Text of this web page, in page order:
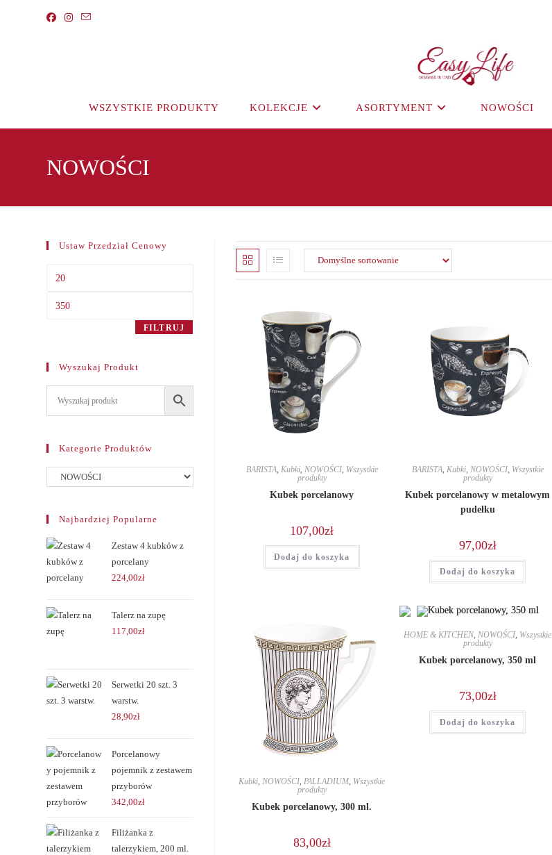
WSZYSTKIE PRODUKTY KOLEKCJE ASORTYMENT NOWOŚCI
NOWOŚCI
BARISTA, Kubki, NOWOŚCI, Wszystkie
produkty
Kubek porcelanowy
107,00zł
Dodaj do koszyka
BARISTA, Kubki, NOWOŚCI, Wszystkie
produkty
Kubek porcelanowy w metalowym
pudełku
97,00zł
Dodaj do koszyka
Kubki,NOWOŚCI,PALLADIUM, Wszystkie
produkty
Kubek porcelanowy, 300 ml.
83,00zł
HOME & KITCHEN,NOWOŚCI, Wszystkie
produkty
Kubek porcelanowy, 350 ml
73,00zł
Dodaj do koszyka
Ustaw Przedział Cenowy
FILTRUJ
Wyszukaj Produkt
Kategorie Produktów
Najbardziej Popularne
Zestaw 4 kubków z
porcelany
224,00zł
Talerz na zupę
117,00zł
Serwetki 20 szt. 3
warstw.
28,90zł
Porcelanowy
pojemnik z zestawem
przyborów
342,00zł
Filiżanka z
talerzykiem, 200 ml.